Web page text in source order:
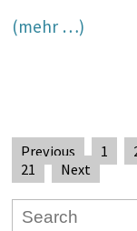
(mehr …)
Previous 1
21
Next